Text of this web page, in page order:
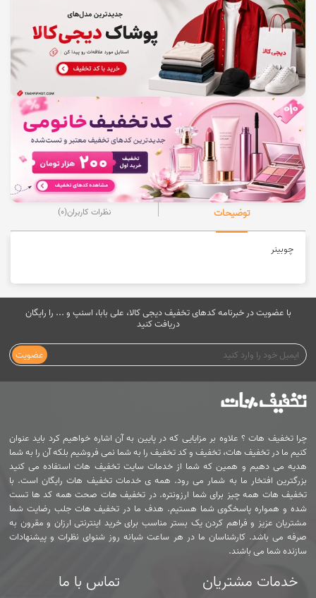
توضیحات نظرات کاربران(0)
چوبینر
با عضویت در خبرنامه کدهای تخفیف دیجی کالا، علی بابا، اسنپ و ... را رایگان
دریافت کنید
عضویت
چرا تخفیف هات ؟ علاوه بر مزایایی که در پایین به آن اشاره خواهیم کرد باید عنوان
کنیم ما در تخفیف هات، تخفیف و کد تخفیف را به شما نمی فروشیم بلکه آن را به شما
هدیه می دهیم و همین که شما از خدمات سایت تخفیف هات استفاده می کنید
بزرگترین افتخار ما به شمار می رود. همه ی خدمات تخفیف هات رایگان است. با
تخفیف هات همه چیز برای شما ارزونتره. در تخفیف هات صحت همه کد ها تست
شده و همواره پاسخگوی شما هستیم. هدف ما در تخفیف هات جلب رضایت شما
مشتریان عزیز و فراهم کردن یک بستر مناسب برای خرید اینترنتی ارزان و مقرون به
صرفه می باشد. کارشناسان ما در هر ساعت شبانه روز شنوای نظرات و پیشنهادات
سازنده شما می باشند.
خدمات مشتریان تماس با ما